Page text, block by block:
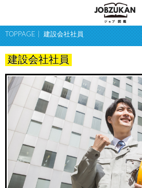
TOPPAGE 建設会社社員
建設会社社員